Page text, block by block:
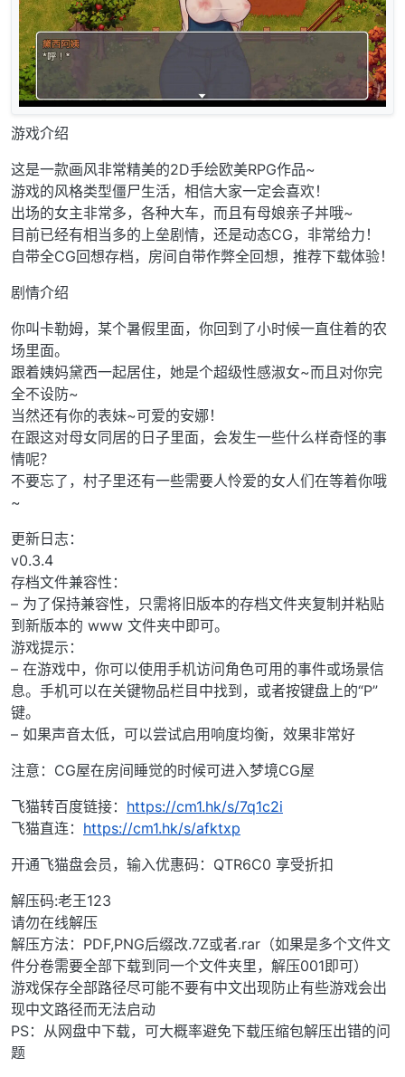
游戏介绍
这是一款画风非常精美的2D手绘欧美RPG作品~
游戏的风格类型僵尸生活，相信大家一定会喜欢！
出场的女主非常多，各种大车，而且有母娘亲子丼哦~
目前已经有相当多的上垒剧情，还是动态CG，非常给力！
自带全CG回想存档，房间自带作弊全回想，推荐下载体验！
剧情介绍
你叫卡勒姆，某个暑假里面，你回到了小时候一直住着的农
场里面。
跟着姨妈黛西一起居住，她是个超级性感淑女~而且对你完
全不设防~
当然还有你的表妹~可爱的安娜！
在跟这对母女同居的日子里面，会发生一些什么样奇怪的事
情呢？
不要忘了，村子里还有一些需要人怜爱的女人们在等着你哦
~
更新日志：
v0.3.4
存档文件兼容性：
– 为了保持兼容性，只需将旧版本的存档文件夹复制并粘贴
到新版本的 www 文件夹中即可。
游戏提示：
– 在游戏中，你可以使用手机访问角色可用的事件或场景信
息。手机可以在关键物品栏目中找到，或者按键盘上的“P”
键。
– 如果声音太低，可以尝试启用响度均衡，效果非常好
注意：CG屋在房间睡觉的时候可进入梦境CG屋
飞猫转百度链接： https://cm1.hk/s/7q1c2i
飞猫直连： https://cm1.hk/s/afktxp
开通飞猫盘会员，输入优惠码：QTR6C0 享受折扣
解压码:老王123
请勿在线解压
解压方法：PDF,PNG后缀改.7Z或者.rar（如果是多个文件文
件分卷需要全部下载到同一个文件夹里，解压001即可）
游戏保存全部路径尽可能不要有中文出现防止有些游戏会出
现中文路径而无法启动
PS：从网盘中下载，可大概率避免下载压缩包解压出错的问
题